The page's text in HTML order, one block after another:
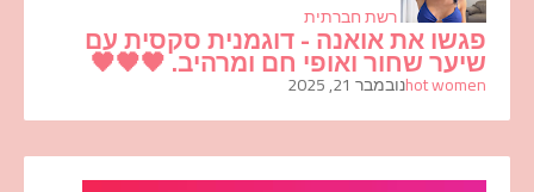
רשת חברתית
פגשו את אואנה - דוגמנית סקסית עם
שיער שחור ואופי חם ומרהיב. 🖤🖤🖤
hot womenנובמבר 21, 2025